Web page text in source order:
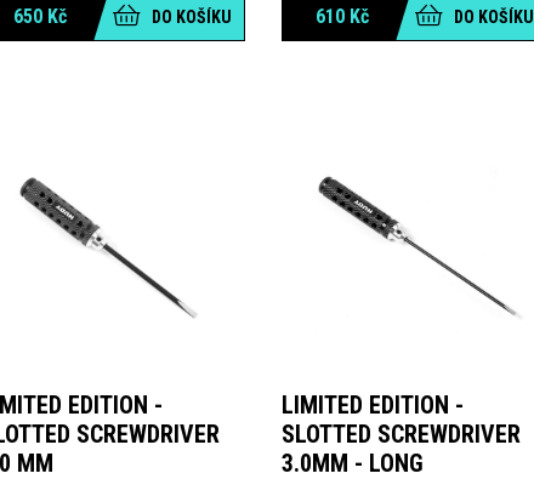
650 Kč DO KOŠÍKU 610 Kč DO KOŠÍKU
EDITION -
SCREWDRIVER
MM
LIMITED EDITION -
SLOTTED SCREWDRIVER
3.0MM - LONG